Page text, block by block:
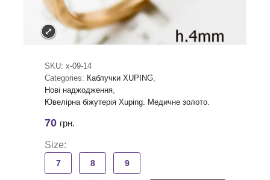
SKU: x-09-14
Categories: Каблучки XUPING,
Нові наджодження,
Ювелірна біжутерія Xuping. Медичне золото.
70 грн.
Size:
7 8 9